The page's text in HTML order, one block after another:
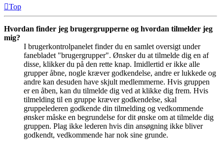
Top
Hvordan finder jeg brugergrupperne og hvordan tilmelder jeg
mig?
I brugerkontrolpanelet finder du en samlet oversigt under
fanebladet "brugergrupper". Ønsker du at tilmelde dig en af
disse, klikker du på den rette knap. Imidlertid er ikke alle
grupper åbne, nogle kræver godkendelse, andre er lukkede og
andre kan desuden have skjult medlemmerne. Hvis gruppen
er en åben, kan du tilmelde dig ved at klikke dig frem. Hvis
tilmelding til en gruppe kræver godkendelse, skal
gruppelederen godkende din tilmelding og vedkommende
ønsker måske en begrundelse for dit ønske om at tilmelde dig
gruppen. Plag ikke lederen hvis din ansøgning ikke bliver
godkendt, vedkommende har nok sine grunde.